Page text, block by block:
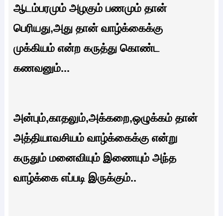
ஆடம்பரமும் அழகும் பணமும் தான்
பெரியது,அது தான் வாழ்க்கைக்கு
முக்கியம் என்ற கருத்து கொண்ட
கணவனும்...
அன்பும்,காதலும்,அக்கறை,ஒழுக்கம் தான்
அத்தியாவசியம் வாழ்க்கைக்கு என்று
கருதும் மனைவியும் இணையும் அந்த
வாழ்க்கை எப்படி இருக்கும்..